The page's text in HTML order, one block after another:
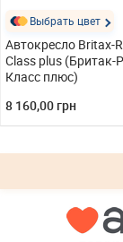
Выбрать цвет
Автокресло Britax-
Class plus (Бритак-
Класс плюс)
8 160,00 грн